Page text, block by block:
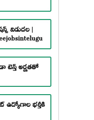
విడుదల |
టెన్త్ అర్హతతో
ఉద్యోగాల భర్తీకి